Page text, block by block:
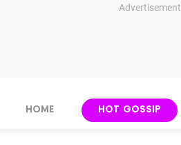
Advertisement
HOME HOT GOSSIP